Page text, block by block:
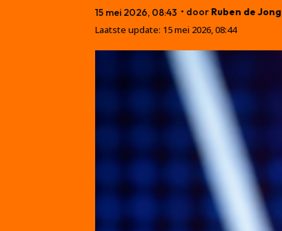
15 mei 2026, 08:43 • door Ruben de Jong
Laatste update: 15 mei 2026, 08:44